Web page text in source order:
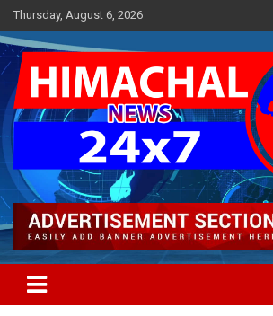
Skip
to
content
Thursday, August 6, 2026
Himachal News 24×7
Himachal's leading Electronic Media Channel